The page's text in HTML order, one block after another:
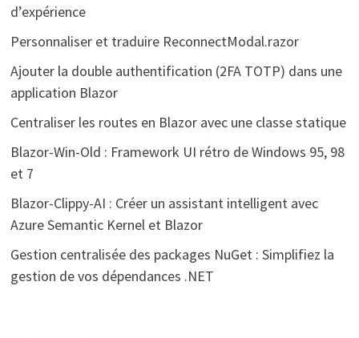
d’expérience
Personnaliser et traduire ReconnectModal.razor
Ajouter la double authentification (2FA TOTP) dans une
application Blazor
Centraliser les routes en Blazor avec une classe statique
Blazor-Win-Old : Framework UI rétro de Windows 95, 98
et 7
Blazor-Clippy-AI : Créer un assistant intelligent avec
Azure Semantic Kernel et Blazor
Gestion centralisée des packages NuGet : Simplifiez la
gestion de vos dépendances .NET